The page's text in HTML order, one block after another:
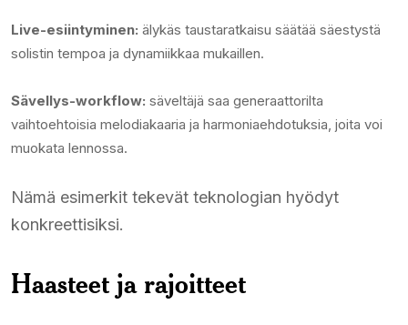
Live-esiintyminen: älykäs taustaratkaisu säätää säestystä
solistin tempoa ja dynamiikkaa mukaillen.
Sävellys-workflow: säveltäjä saa generaattorilta
vaihtoehtoisia melodiakaaria ja harmoniaehdotuksia, joita voi
muokata lennossa.
Nämä esimerkit tekevät teknologian hyödyt
konkreettisiksi.
Haasteet ja rajoitteet